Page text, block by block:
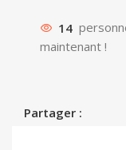
14
maintenant !
Partager :